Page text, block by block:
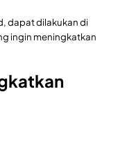
dapat dilakukan di
ingin meningkatkan